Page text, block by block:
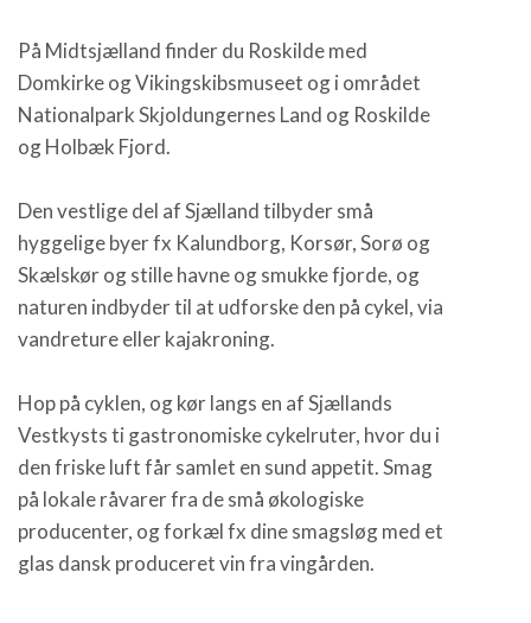
På Midtsjælland finder du Roskilde med
Domkirke og Vikingskibsmuseet og i området
Nationalpark Skjoldungernes Land og Roskilde
og Holbæk Fjord.
Den vestlige del af Sjælland tilbyder små
hyggelige byer fx Kalundborg, Korsør, Sorø og
Skælskør og stille havne og smukke fjorde, og
naturen indbyder til at udforske den på cykel, via
vandreture eller kajakroning.
Hop på cyklen, og kør langs en af Sjællands
Vestkysts ti gastronomiske cykelruter, hvor du i
den friske luft får samlet en sund appetit. Smag
på lokale råvarer fra de små økologiske
producenter, og forkæl fx dine smagsløg med et
glas dansk produceret vin fra vingården.